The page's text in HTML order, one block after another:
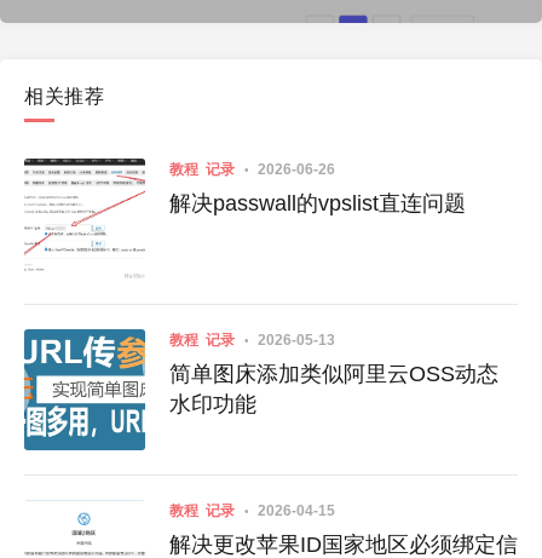
相关推荐
教程 记录 2026-06-26
解决passwall的vpslist直连问题
教程 记录 2026-05-13
简单图床添加类似阿里云OSS动态
水印功能
教程 记录 2026-04-15
解决更改苹果ID国家地区必须绑定信